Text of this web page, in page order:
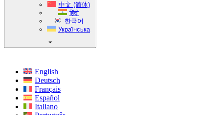
中文 (简体)
हिंदी
한국어
Українська
English
Deutsch
Français
Español
Italiano